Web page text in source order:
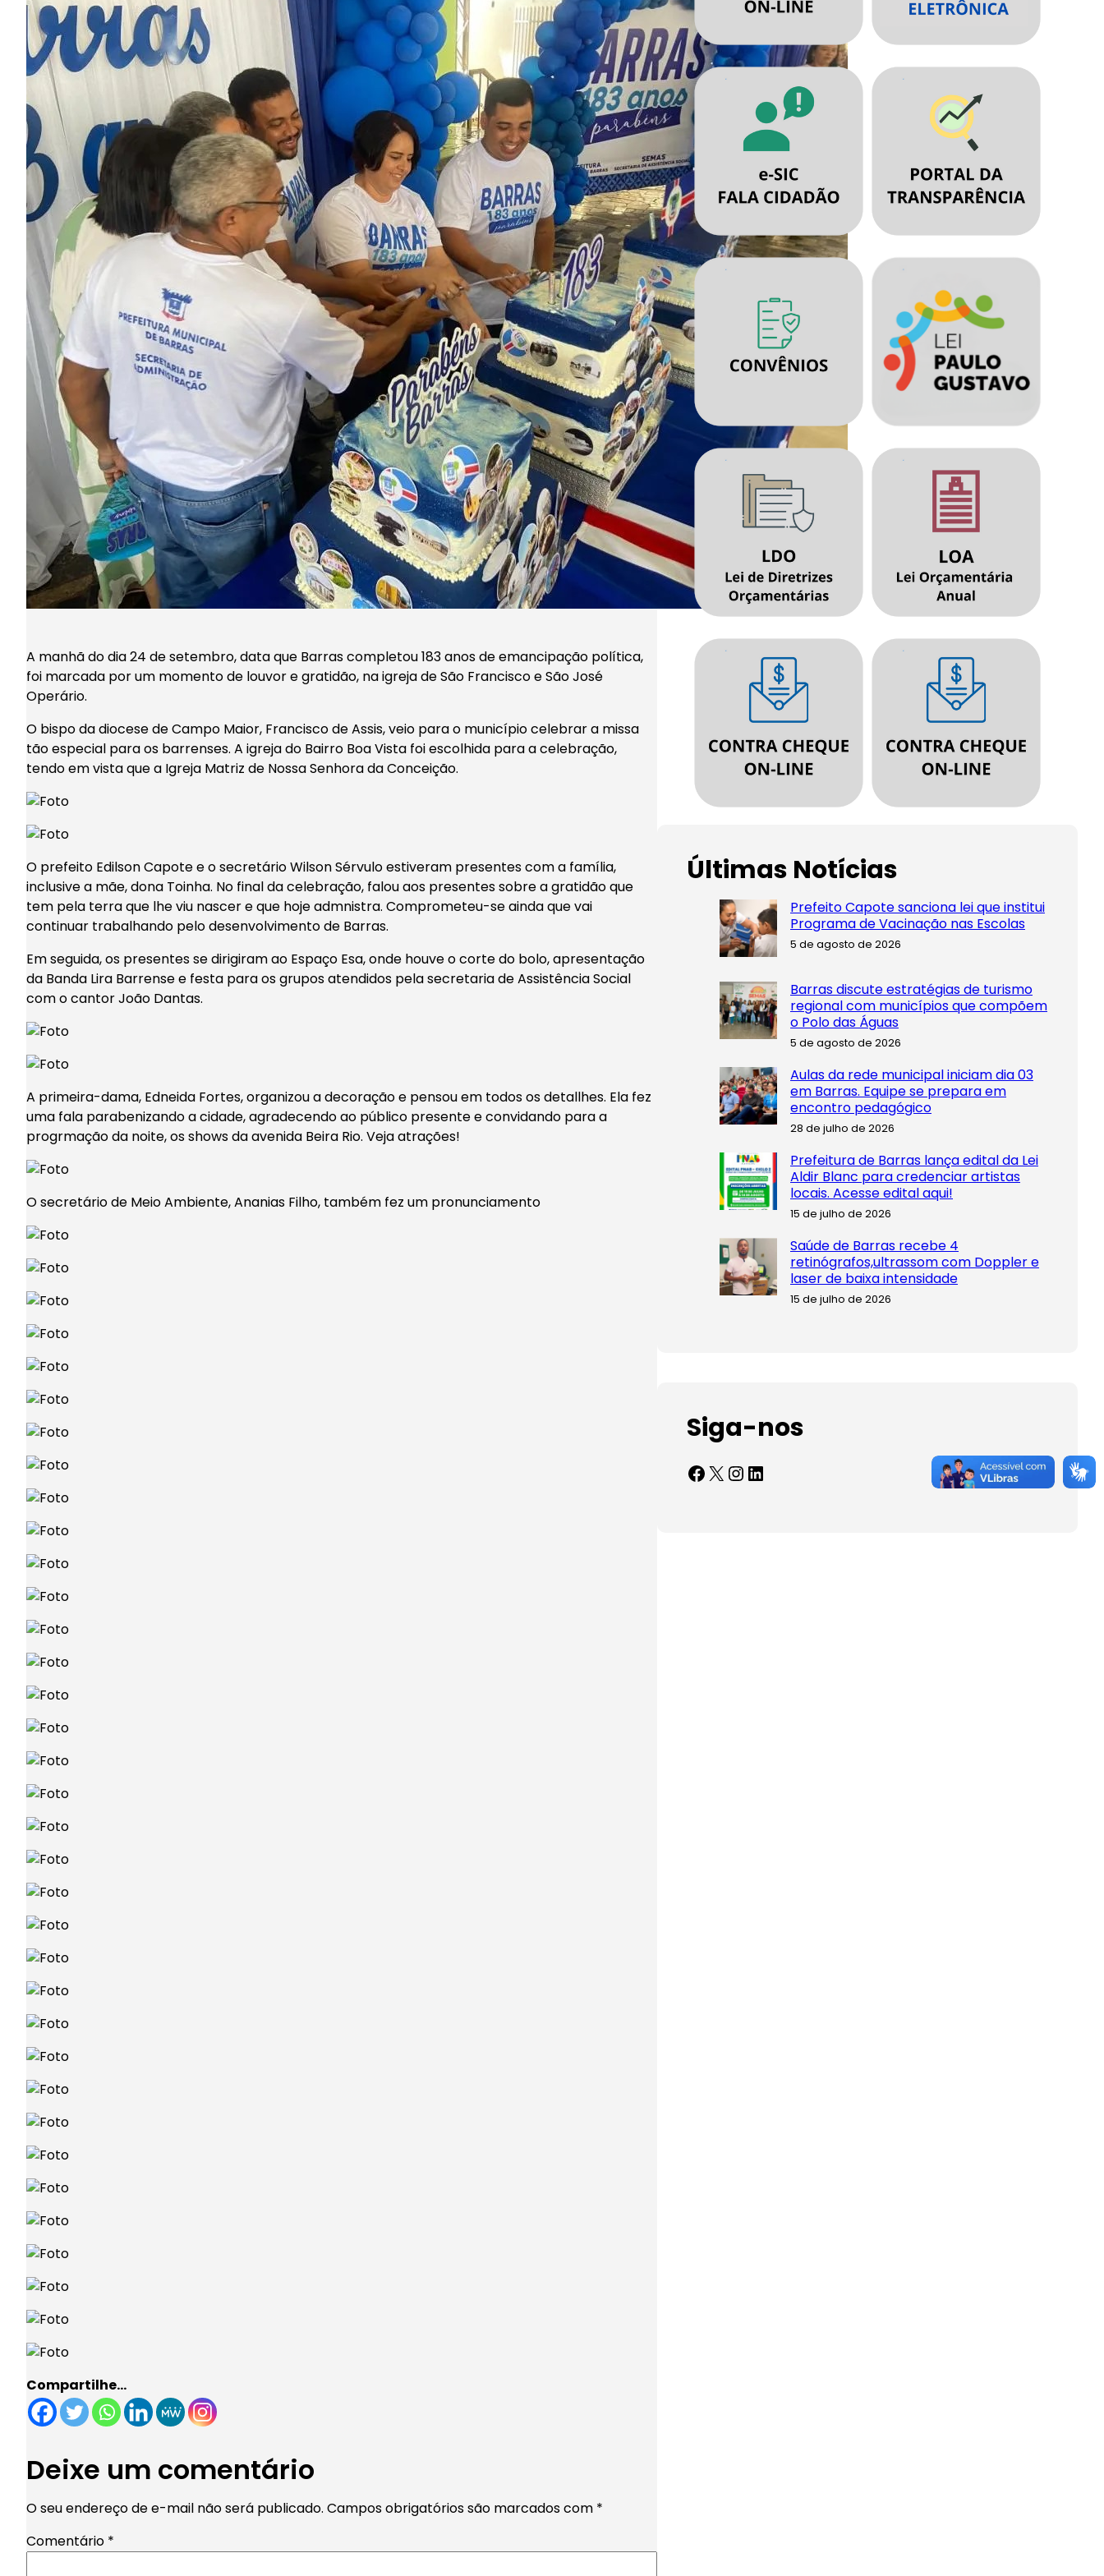
A manhã do dia 24 de setembro, data que Barras completou 183 anos de emancipação política,
foi marcada por um momento de louvor e gratidão, na igreja de São Francisco e São José
Operário.
O bispo da diocese de Campo Maior, Francisco de Assis, veio para o município celebrar a missa
tão especial para os barrenses. A igreja do Bairro Boa Vista foi escolhida para a celebração,
tendo em vista que a Igreja Matriz de Nossa Senhora da Conceição.
O prefeito Edilson Capote e o secretário Wilson Sérvulo estiveram presentes com a família,
inclusive a mãe, dona Toinha. No final da celebração, falou aos presentes sobre a gratidão que
tem pela terra que lhe viu nascer e que hoje admnistra. Comprometeu-se ainda que vai
continuar trabalhando pelo desenvolvimento de Barras.
Em seguida, os presentes se dirigiram ao Espaço Esa, onde houve o corte do bolo, apresentação
da Banda Lira Barrense e festa para os grupos atendidos pela secretaria de Assistência Social
com o cantor João Dantas.
A primeira-dama, Edneida Fortes, organizou a decoração e pensou em todos os detallhes. Ela fez
uma fala parabenizando a cidade, agradecendo ao público presente e convidando para a
progrmação da noite, os shows da avenida Beira Rio. Veja atrações!
O secretário de Meio Ambiente, Ananias Filho, também fez um pronunciamento
Compartilhe…
Deixe um comentário
O seu endereço de e-mail não será publicado. Campos obrigatórios são marcados com *
Comentário *
Últimas Notícias
Prefeito Capote sanciona lei que institui
Programa de Vacinação nas Escolas
5 de agosto de 2026
Barras discute estratégias de turismo
regional com municípios que compõem
o Polo das Águas
5 de agosto de 2026
Aulas da rede municipal iniciam dia 03
em Barras. Equipe se prepara em
encontro pedagógico
28 de julho de 2026
Prefeitura de Barras lança edital da Lei
Aldir Blanc para credenciar artistas
locais. Acesse edital aqui!
15 de julho de 2026
Saúde de Barras recebe 4
retinógrafos,ultrassom com Doppler e
laser de baixa intensidade
15 de julho de 2026
Siga-nos
Facebook X InstagramLinkedIn